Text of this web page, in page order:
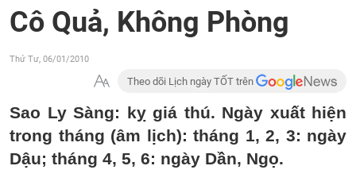
Cô Quả, Không Phòng
Thứ Tư, 06/01/2010
Theo dõi Lịch ngày TỐT trên
Sao Ly Sàng: kỵ giá thú. Ngày xuất hiện
trong tháng (âm lịch): tháng 1, 2, 3: ngày
Dậu; tháng 4, 5, 6: ngày Dần, Ngọ.